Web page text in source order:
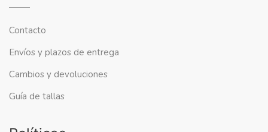
Contacto
Envíos y plazos de entrega
Cambios y devoluciones
Guía de tallas